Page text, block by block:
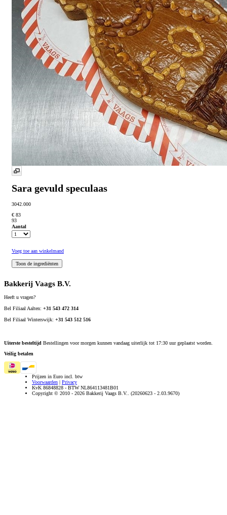
Sara gevuld speculaas
3042.000
€ 83
93
Aantal
Voeg toe aan winkelmand
Bakkerij Vaags B.V.
Heeft u vragen?
Bel Filiaal Aalten: +31 543 472 314
Bel Filiaal Winterswijk: +31 543 512 516
Uiterste besteltijd Bestellingen voor morgen kunnen vandaag uiterlijk tot 17:30 uur geplaatst worden.
Veilig betalen
Prijzen in Euro incl. btw
Voorwaarden
Privacy
KvK 86848828 - BTW NL864113481B01
Copyright © 2010 - 2026 Bakkerij Vaags B.V.. (20260623 - 2.03.9670)